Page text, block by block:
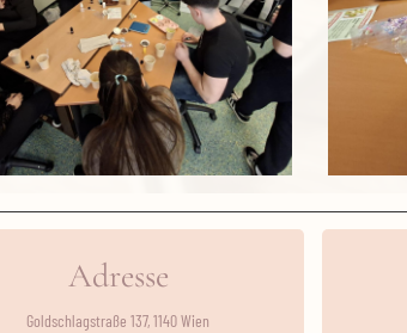
Adresse
Goldschlagstraße 137, 1140 Wien